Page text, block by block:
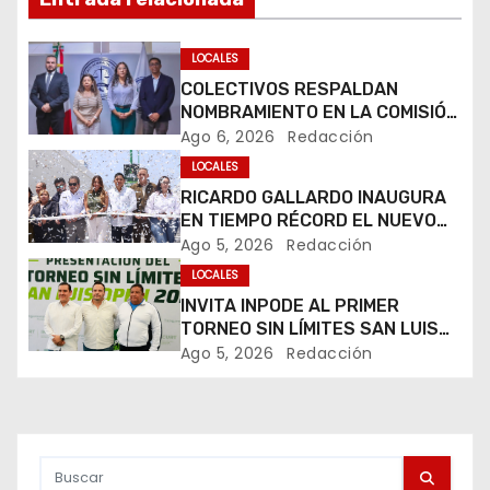
e
g
a
c
i
ó
n
d
LOCALES
COLECTIVOS RESPALDAN
NOMBRAMIENTO EN LA COMISIÓN
ESTATAL DE BÚSQUEDA DE
PERSONAS.
Ago 6, 2026 Redacción
LOCALES
RICARDO GALLARDO INAUGURA
EN TIEMPO RÉCORD EL NUEVO
PASO A DESNIVEL DE CIRCUITO
POTOSÍ
Ago 5, 2026 Redacción
LOCALES
INVITA INPODE AL PRIMER
TORNEO SIN LÍMITES SAN LUIS
OPEN 2026
Ago 5, 2026 Redacción